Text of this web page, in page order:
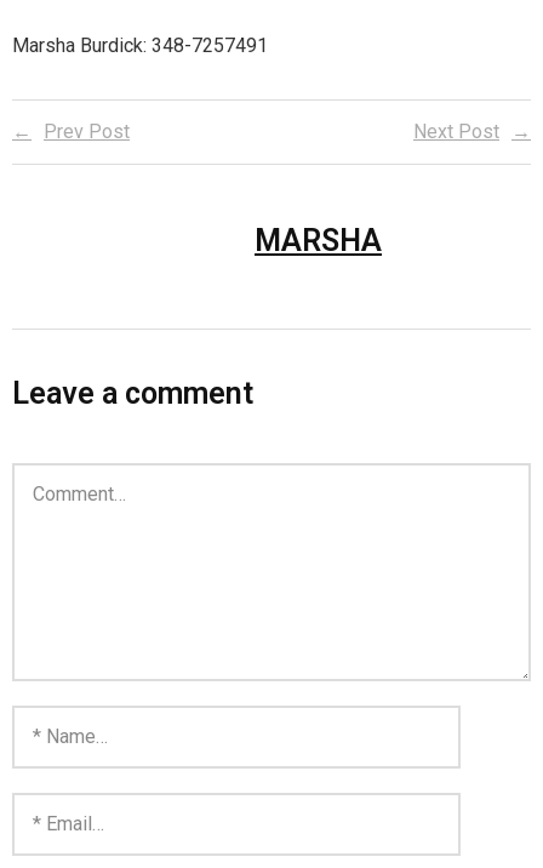
Marsha Burdick: 348-7257491
Prev Post Next Post
MARSHA
Leave a comment